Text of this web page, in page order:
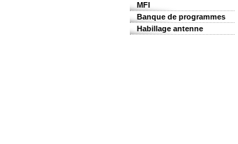
MFI
Banque de programmes
Habillage antenne